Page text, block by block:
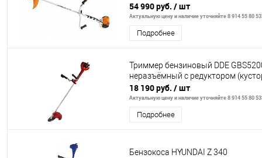
54 990 руб. / шт
Актуальную цену и наличие уточняйте 8 914 55 80
Подробнее
Триммер бензиновый DDE
неразъёмный с редуктором
18 190 руб. / шт
Актуальную цену и наличие уточняйте 8 914 55 80
Подробнее
Бензокоса HYUNDAI Z 340